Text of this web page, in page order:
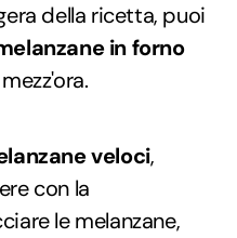
della ricetta, puoi
in forno
veloci,
con la
le melanzane,